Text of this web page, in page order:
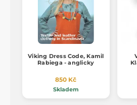
Viking Dress Code, Kamil
Rabiega - anglicky
850 Kč
Skladem